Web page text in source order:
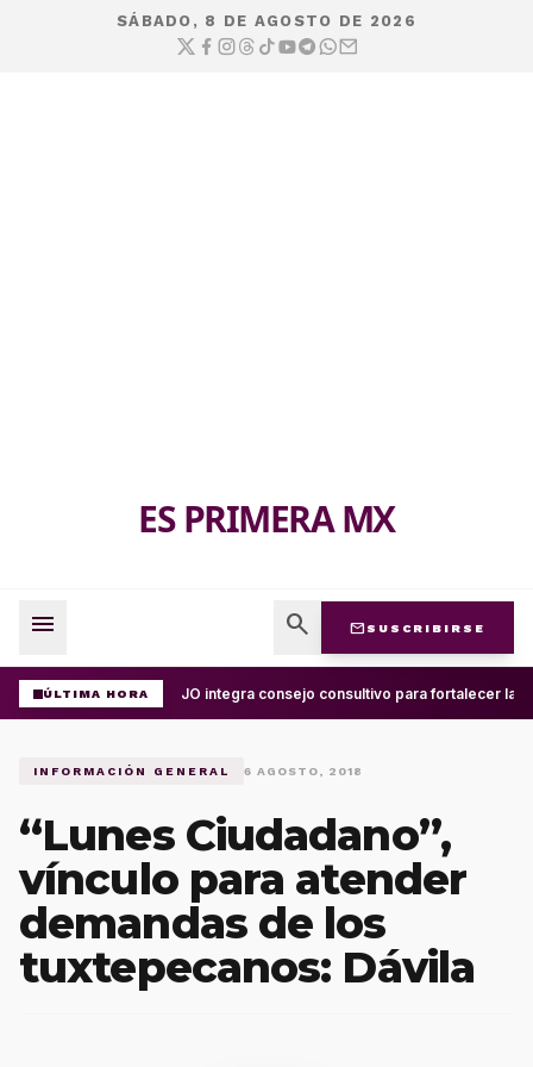
SÁBADO, 8 DE AGOSTO DE 2026
ES PRIMERA MX
menu search mail SUSCRIBIRSE
ÚLTIMA HORAUABJO integra consejo consultivo para fortalecer la
INFORMACIÓN GENERAL 6 AGOSTO, 2018
“Lunes Ciudadano”,
vínculo para atender
demandas de los
tuxtepecanos: Dávila